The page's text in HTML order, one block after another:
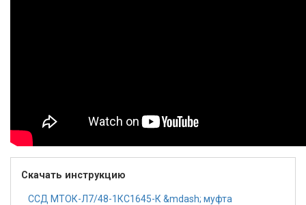
Скачать инструкцию
ССД МТОК-Л7/48-1КС1645-К &mdash; муфта